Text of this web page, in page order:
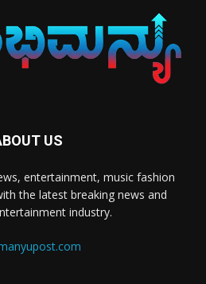
US
entertainment, music fashion
the latest breaking news and
industry.